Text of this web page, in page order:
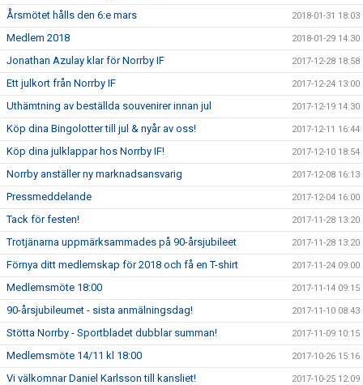
Årsmötet hålls den 6:e mars 2018-01-31 18:03
Medlem 2018 2018-01-29 14:30
Jonathan Azulay klar för Norrby IF 2017-12-28 18:58
Ett julkort från Norrby IF 2017-12-24 13:00
Uthämtning av beställda souvenirer innan jul 2017-12-19 14:30
Köp dina Bingolotter till jul & nyår av oss! 2017-12-11 16:44
Köp dina julklappar hos Norrby IF! 2017-12-10 18:54
Norrby anställer ny marknadsansvarig 2017-12-08 16:13
Pressmeddelande 2017-12-04 16:00
Tack för festen! 2017-11-28 13:20
Trotjänarna uppmärksammades på 90-årsjubileet 2017-11-28 13:20
Förnya ditt medlemskap för 2018 och få en T-shirt 2017-11-24 09:00
Medlemsmöte 18:00 2017-11-14 09:15
90-årsjubileumet - sista anmälningsdag! 2017-11-10 08:43
Stötta Norrby - Sportbladet dubblar summan! 2017-11-09 10:15
Medlemsmöte 14/11 kl 18:00 2017-10-26 15:16
Vi välkomnar Daniel Karlsson till kansliet! 2017-10-25 12:09